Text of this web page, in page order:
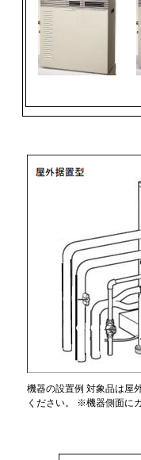
機器の設置例 対象品は屋
ください。 ※機器側面に